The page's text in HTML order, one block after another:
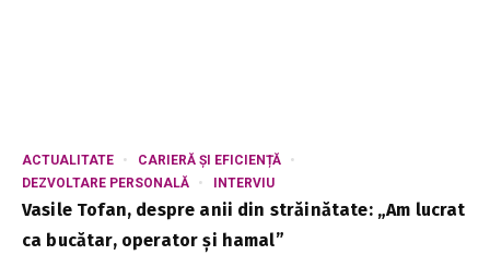
ACTUALITATE
CARIERĂ ȘI EFICIENȚĂ
DEZVOLTARE PERSONALĂ
INTERVIU
Vasile Tofan, despre anii din străinătate: „Am lucrat
ca bucătar, operator și hamal”